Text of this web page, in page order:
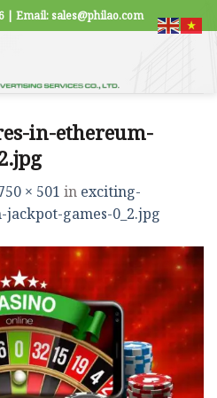
| Email: sales@philao.com
in-ethereum-
× 501 in exciting-
games-0_2.jpg